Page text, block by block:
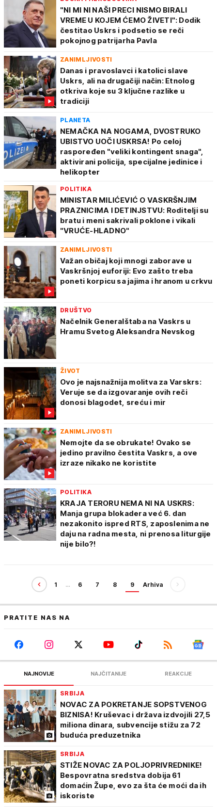
"NI MI NI NAŠI PRECI NISMO BIRALI
VREME U KOJEM ĆEMO ŽIVETI": Dodik
čestitao Uskrs i podsetio se reči
pokojnog patrijarha Pavla
ZANIMLJIVOSTI
Danas i pravoslavci i katolici slave
Uskrs, ali na drugačiji način: Etnolog
otkriva koje su 3 ključne razlike u
tradiciji
PLANETA
NEMAČKA NA NOGAMA, DVOSTRUKO
UBISTVO UOČI USKRSA! Po celoj
raspoređen "veliki kontingent snaga",
aktivirani policija, specijalne jedinice i
helikopter
POLITIKA
MINISTAR MILIĆEVIĆ O VASKRŠNJIM
PRAZNICIMA I DETINJSTVU: Roditelji su
bratu i meni sakrivali poklone i vikali
"VRUĆE-HLADNO"
ZANIMLJIVOSTI
Važan običaj koji mnogi zaborave u
Vaskršnjoj euforiji: Evo zašto treba
poneti korpicu sa jajima i hranom u crkvu
DRUŠTVO
Načelnik Generalštaba na Vaskrs u
Hramu Svetog Aleksandra Nevskog
ŽIVOT
Ovo je najsnažnija molitva za Varskrs:
Veruje se da izgovaranje ovih reči
donosi blagodet, sreću i mir
ZANIMLJIVOSTI
Nemojte da se obrukate! Ovako se
jedino pravilno čestita Vaskrs, a ove
izraze nikako ne koristite
POLITIKA
KRAJA TERORU NEMA NI NA USKRS:
Manja grupa blokadera već 6. dan
nezakonito ispred RTS, zaposlenima ne
daju na radna mesta, ni prenosa liturgije
nije bilo?!
1 … 6 7 8 9 Arhiva
PRATITE NAS NA
NAJNOVIJE NAJČITANIJE REAKCIJE
SRBIJA
NOVAC ZA POKRETANJE SOPSTVENOG
BIZNISA! Kruševac i država izdvojili 27,5
miliona dinara, subvencije stižu za 72
buduća preduzetnika
SRBIJA
STIŽE NOVAC ZA POLJOPRIVREDNIKE!
Bespovratna sredstva dobija 61
domaćin Župe, evo za šta će moći da ih
iskoriste